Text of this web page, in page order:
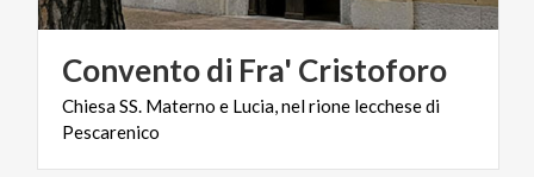
Conventodi Fra' Cristoforo
ChiesaSS. Materno e Lucia,nelrione lecchesedi
Pescarenico